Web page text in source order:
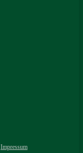
Impressum